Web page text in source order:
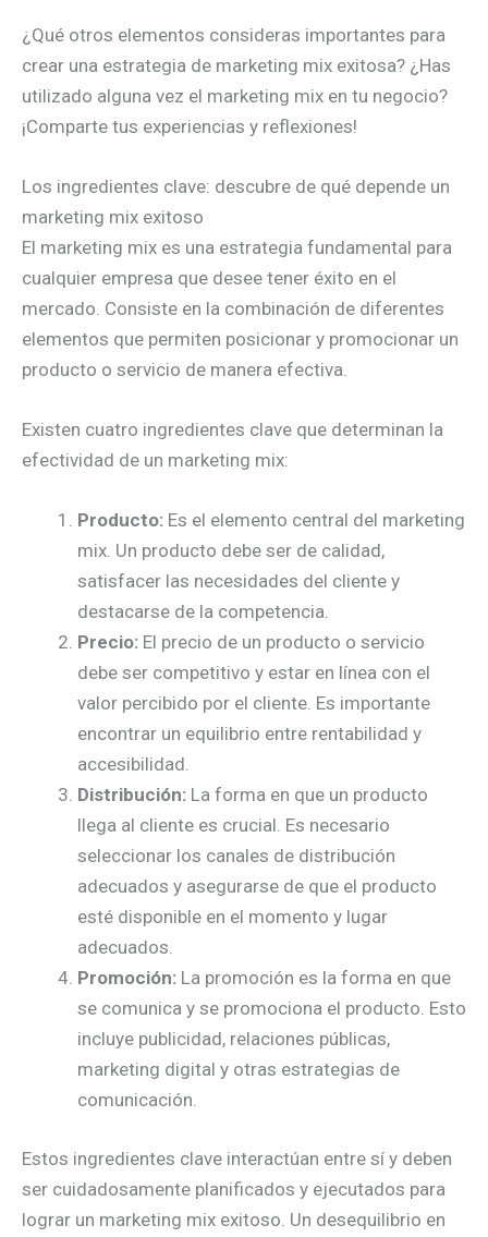
¿Qué otros elementos consideras importantes para
crear una estrategia de marketing mix exitosa? ¿Has
utilizado alguna vez el marketing mix en tu negocio?
¡Comparte tus experiencias y reflexiones!
Los ingredientes clave: descubre de qué depende un
marketing mix exitoso
El marketing mix es una estrategia fundamental para
cualquier empresa que desee tener éxito en el
mercado. Consiste en la combinación de diferentes
elementos que permiten posicionar y promocionar un
producto o servicio de manera efectiva.
Existen cuatro ingredientes clave que determinan la
efectividad de un marketing mix:
Producto: Es el elemento central del marketing
mix. Un producto debe ser de calidad,
satisfacer las necesidades del cliente y
destacarse de la competencia.
Precio: El precio de un producto o servicio
debe ser competitivo y estar en línea con el
valor percibido por el cliente. Es importante
encontrar un equilibrio entre rentabilidad y
accesibilidad.
Distribución: La forma en que un producto
llega al cliente es crucial. Es necesario
seleccionar los canales de distribución
adecuados y asegurarse de que el producto
esté disponible en el momento y lugar
adecuados.
Promoción: La promoción es la forma en que
se comunica y se promociona el producto. Esto
incluye publicidad, relaciones públicas,
marketing digital y otras estrategias de
comunicación.
Estos ingredientes clave interactúan entre sí y deben
ser cuidadosamente planificados y ejecutados para
lograr un marketing mix exitoso. Un desequilibrio en